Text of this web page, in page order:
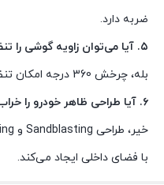
ضربه دارد.
۵. آیا می‌توان زاویه گوشی را تنظیم کرد؟
بله، چرخش 360 درجه امکان تنظیم زاویه دید مناسب را فراهم می‌کند.
۶. آیا طراحی ظاهر خودرو را خراب می‌کند؟
با فضای داخلی ایجاد می‌کند.